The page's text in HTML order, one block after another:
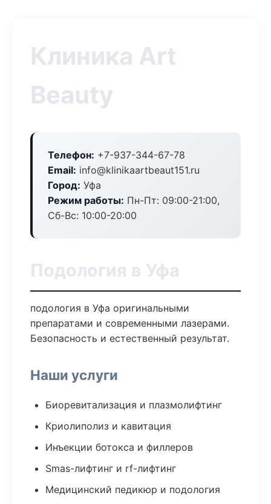
Клиника Art
Beauty
Телефон: +7-937-344-67-78
Email: info@klinikaartbeaut151.ru
Город: Уфа
Режим работы: Пн-Пт: 09:00-21:00,
Сб-Вс: 10:00-20:00
Подология в Уфа
подология в Уфа оригинальными
препаратами и современными лазерами.
Безопасность и естественный результат.
Наши услуги
Биоревитализация и плазмолифтинг
Криолиполиз и кавитация
Инъекции ботокса и филлеров
Smas-лифтинг и rf-лифтинг
Медицинский педикюр и подология